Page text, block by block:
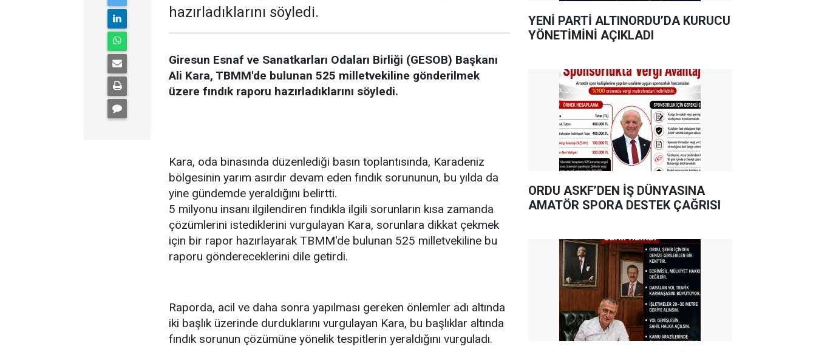
hazırladıklarını söyledi.
Giresun Esnaf ve Sanatkarları Odaları Birliği (GESOB) Başkanı
Ali Kara, TBMM'de bulunan 525 milletvekiline gönderilmek
üzere fındık raporu hazırladıklarını söyledi.
Kara, oda binasında düzenlediği basın toplantısında, Karadeniz
bölgesinin yarım asırdır devam eden fındık sorununun, bu yılda da
yine gündemde yeraldığını belirtti.
5 milyonu insanı ilgilendiren fındıkla ilgili sorunların kısa zamanda
çözümlerini istediklerini vurgulayan Kara, sorunlara dikkat çekmek
için bir rapor hazırlayarak TBMM'de bulunan 525 milletvekiline bu
raporu göndereceklerini dile getirdi.
Raporda, acil ve daha sonra yapılması gereken önlemler adı altında
iki başlık üzerinde durduklarını vurgulayan Kara, bu başlıklar altında
fındık sorunun çözümüne yönelik tespitlerin yeraldığını vurguladı.
YENİ PARTİ ALTINORDU’DA KURUCU
YÖNETİMİNİ AÇIKLADI
ORDU ASKF’DEN İŞ DÜNYASINA
AMATÖR SPORA DESTEK ÇAĞRISI